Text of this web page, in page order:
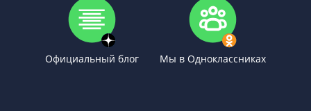
Официальный блог Мы в Одноклассниках